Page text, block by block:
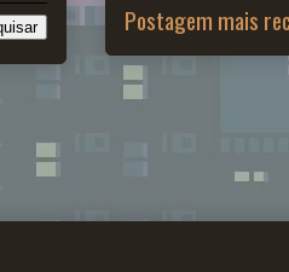
Postagem mais